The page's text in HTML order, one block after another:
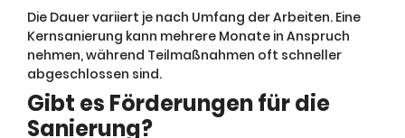
Die Dauer variiert je nach Umfang der Arbeiten. Eine
Kernsanierung kann mehrere Monate in Anspruch
nehmen, während Teilmaßnahmen oft schneller
abgeschlossen sind.
Gibt es Förderungen für die
Sanierung?